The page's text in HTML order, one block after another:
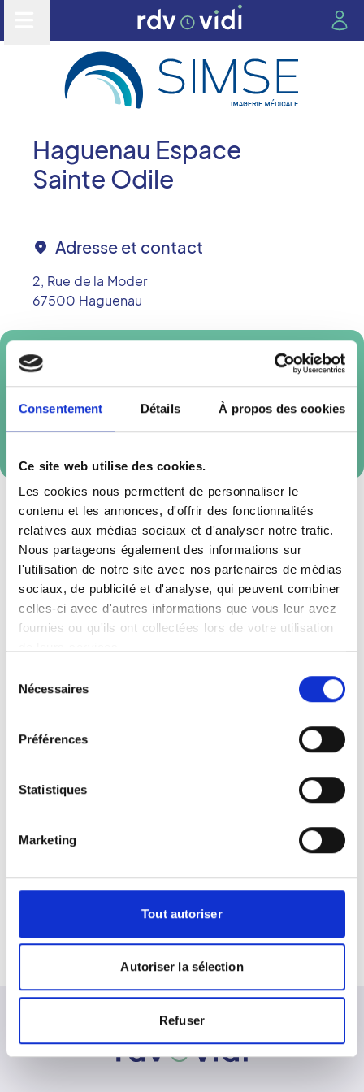
Consentement Détails À propos des cookies
Ce site web utilise des cookies.
Les cookies nous permettent de personnaliser le
contenu et les annonces, d'offrir des fonctionnalités
relatives aux médias sociaux et d'analyser notre trafic.
Nous partageons également des informations sur
l'utilisation de notre site avec nos partenaires de médias
sociaux, de publicité et d'analyse, qui peuvent combiner
celles-ci avec d'autres informations que vous leur avez
fournies ou qu'ils ont collectées lors de votre utilisation
Nécessaires
Préférences
Statistiques
Marketing
Tout autoriser
Autoriser la sélection
Refuser
Haguenau Espace
Sainte Odile
Adresse et contact
2, Rue de la Moder
67500 Haguenau
Prendre rendez-vous en ligne
Réservation externe
Accès
contributors